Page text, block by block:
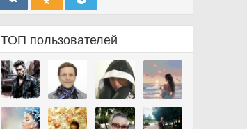
ТОП пользователей